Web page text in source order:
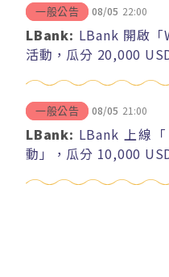
一般公告 08/05 22:00
LBank: LBank 開啟「
活動，瓜分 20,000
一般公告 08/05 21:00
LBank: LBank 上線
動」，瓜分 10,000